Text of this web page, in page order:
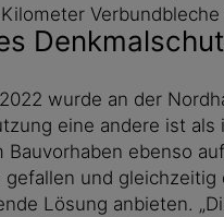
wurde an der
eine andere ist
Bauvorhaben ebenso
gefallen und
Lösung anbieten.